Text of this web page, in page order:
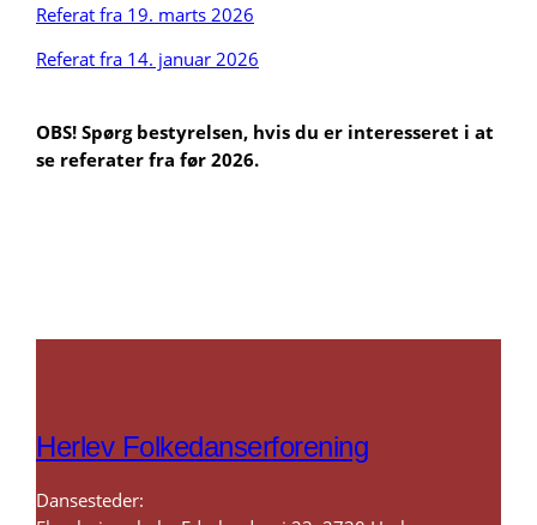
Referat fra 19. marts 2026
Referat fra 14. januar 2026
OBS! Spørg bestyrelsen, hvis du er interesseret i at
se referater fra før 2026.
Herlev Folkedanserforening
Dansesteder: